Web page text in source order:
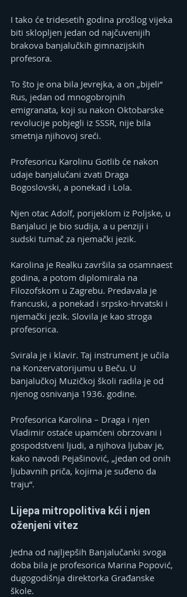
I tako će tridesetih godina prošlog vijeka
biti sklopljen jedan od najčuvenijih
brakova banjalučkih gimnazijskih
profesora.
To što je ona bila Jevrejka, a on „bijeli“
Rus, jedan od mnogobrojnih
emigranata, koji su nakon Oktobarske
revolucije pobjegli iz SSSR, nije bila
smetnja njihovoj sreći.
Profesoricu Karolinu Gotlib će nakon
udaje banjalučani zvati Draga
Bogoslovski, a ponekad i Lola.
Njen otac Adolf, porijeklom iz Poljske, u
Banjaluci je bio sudija, a u penziji i
sudski tumač za njemački jezik.
Karolina je Realku završila sa osamnaest
godina, a potom diplomirala na
Filozofskom u Zagrebu. Predavala je
francuski, a ponekad i srpsko-hrvatski i
njemački jezik. Slovila je kao stroga
profesorica.
Svirala je i klavir. Taj instrument je učila
na Konzervatorijumu u Beču. U
banjalučkoj Muzičkoj školi radila je od
njenog osnivanja 1936. godine.
Profesorica Karolina – Draga i njen
Vladimir ostaće upamćeni obrzovani i
gospodstveni ljudi, a njihova ljubav je,
kako navodi Pejašinović, „jedan od onih
ljubavnih priča, kojima je suđeno da
traju“.
Lijepa mitropolitiva kći i njen
oženjeni vitez
Jedna od najljepših Banjalučanki svoga
doba bila je profesorica Marina Popović,
dugogodišnja direktorka Građanske
škole.